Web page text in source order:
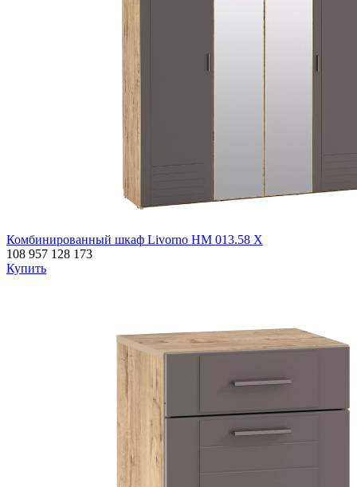
Комбинированный шкаф Livorno НМ 013.58 Х
108 957 128 173
Купить